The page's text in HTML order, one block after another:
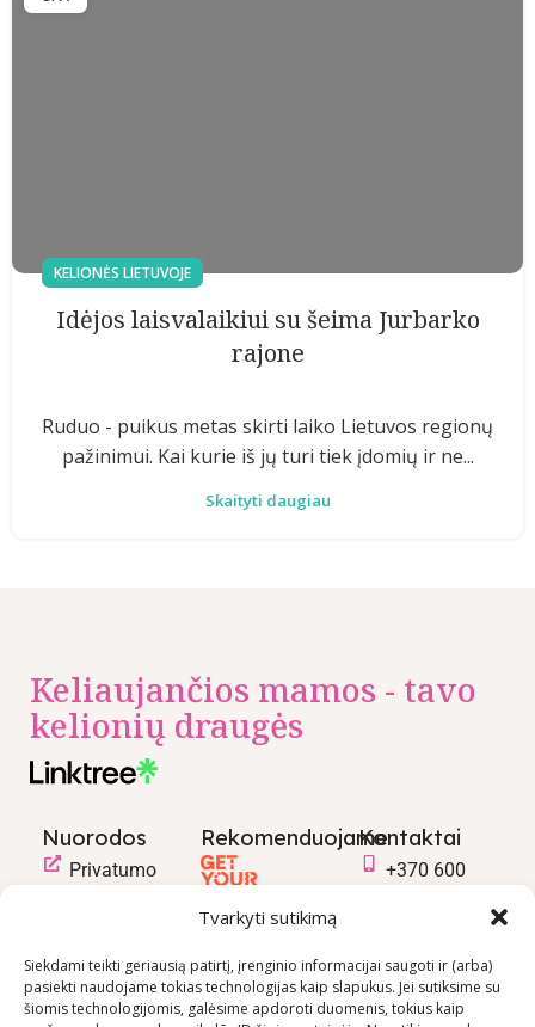
Tvarkyti sutikimą
Siekdami teikti geriausią patirtį, įrenginio informacijai saugoti ir (arba)
pasiekti naudojame tokias technologijas kaip slapukus. Jei sutiksime su
šiomis technologijomis, galėsime apdoroti duomenis, tokius kaip
KELIONĖS LIETUVOJE
Idėjos laisvalaikiui su šeima Jurbarko
rajone
Ruduo - puikus metas skirti laiko Lietuvos regionų
pažinimui. Kai kurie iš jų turi tiek įdomių ir ne...
Skaityti daugiau
Keliaujančios mamos - tavo
kelionių draugės
Nuorodos
Privatumo
pirkimo –
pardavimo
taisyklės
RekomenduojameKontaktai
+370 600